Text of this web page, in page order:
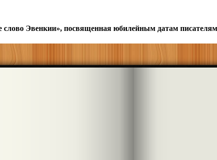
слово Эвенкии», посвященная юбилейным датам